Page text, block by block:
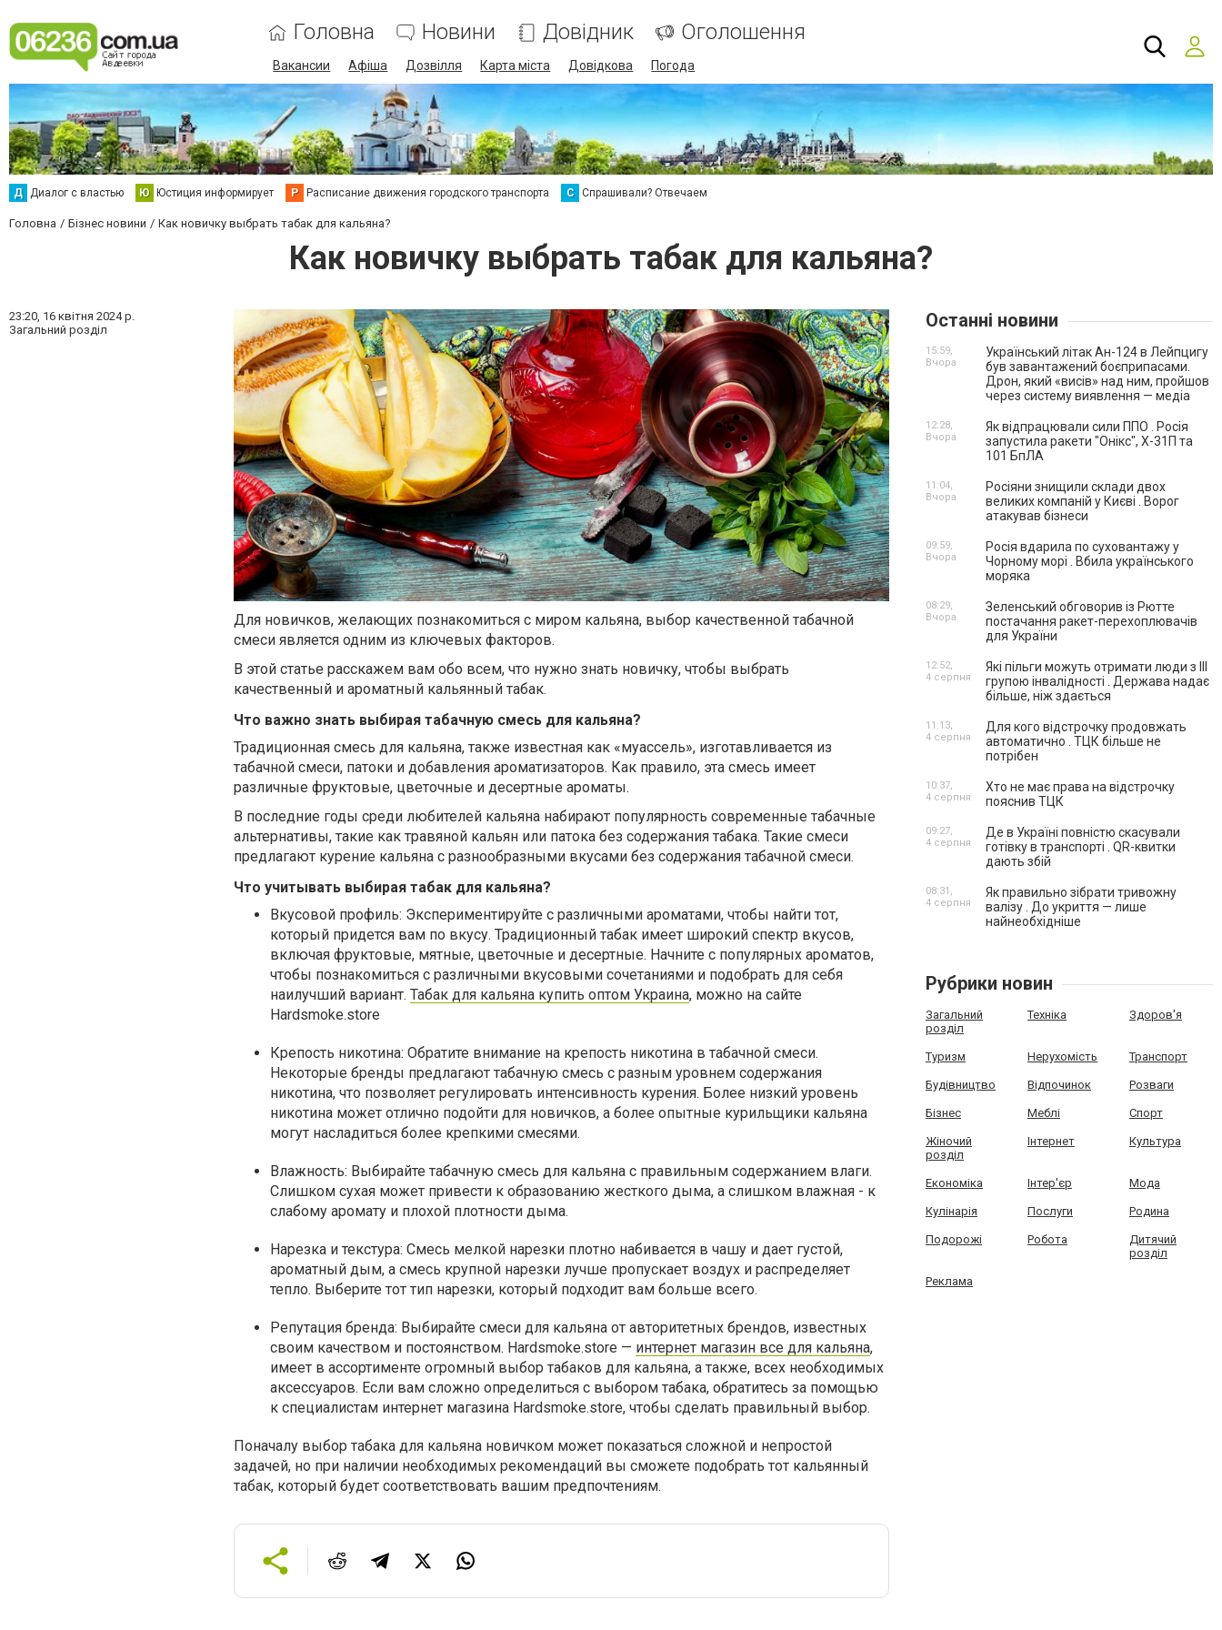
Головна Новини Довідник Оголошення
Вакансии Афіша Дозвілля Карта міста Довідкова Погода
Д Диалог с властью Ю Юстиция информирует Р Расписание движения городского транспорта С Спрашивали? Отвечаем
Головна Бізнес новини Как новичку выбрать табак для кальяна?
Как новичку выбрать табак для кальяна?
23:20, 16 квітня 2024 р.
Загальний розділ
Для новичков, желающих познакомиться с миром кальяна, выбор качественной табачной
смеси является одним из ключевых факторов.
В этой статье расскажем вам обо всем, что нужно знать новичку, чтобы выбрать
качественный и ароматный кальянный табак.
Что важно знать выбирая табачную смесь для кальяна?
Традиционная смесь для кальяна, также известная как «муассель», изготавливается из
табачной смеси, патоки и добавления ароматизаторов. Как правило, эта смесь имеет
различные фруктовые, цветочные и десертные ароматы.
В последние годы среди любителей кальяна набирают популярность современные табачные
альтернативы, такие как травяной кальян или патока без содержания табака. Такие смеси
предлагают курение кальяна с разнообразными вкусами без содержания табачной смеси.
Что учитывать выбирая табак для кальяна?
Вкусовой профиль: Экспериментируйте с различными ароматами, чтобы найти тот,
который придется вам по вкусу. Традиционный табак имеет широкий спектр вкусов,
включая фруктовые, мятные, цветочные и десертные. Начните с популярных ароматов,
чтобы познакомиться с различными вкусовыми сочетаниями и подобрать для себя
наилучший вариант. Табак для кальяна купить оптом Украина, можно на сайте
Hardsmoke.store
Крепость никотина: Обратите внимание на крепость никотина в табачной смеси.
Некоторые бренды предлагают табачную смесь с разным уровнем содержания
никотина, что позволяет регулировать интенсивность курения. Более низкий уровень
никотина может отлично подойти для новичков, а более опытные курильщики кальяна
могут насладиться более крепкими смесями.
Влажность: Выбирайте табачную смесь для кальяна с правильным содержанием влаги.
Слишком сухая может привести к образованию жесткого дыма, а слишком влажная - к
слабому аромату и плохой плотности дыма.
Нарезка и текстура: Смесь мелкой нарезки плотно набивается в чашу и дает густой,
ароматный дым, а смесь крупной нарезки лучше пропускает воздух и распределяет
тепло. Выберите тот тип нарезки, который подходит вам больше всего.
Репутация бренда: Выбирайте смеси для кальяна от авторитетных брендов, известных
своим качеством и постоянством. Hardsmoke.store — интернет магазин все для кальяна,
имеет в ассортименте огромный выбор табаков для кальяна, а также, всех необходимых
аксессуаров. Если вам сложно определиться с выбором табака, обратитесь за помощью
к специалистам интернет магазина Hardsmoke.store, чтобы сделать правильный выбор.
Поначалу выбор табака для кальяна новичком может показаться сложной и непростой
задачей, но при наличии необходимых рекомендаций вы сможете подобрать тот кальянный
табак, который будет соответствовать вашим предпочтениям.
Останні новини
Український літак Ан-124 в Лейпцигу
був завантажений боєприпасами.
Дрон, який «висів» над ним, пройшов
через систему виявлення — медіа
15:59,
Вчора
Як відпрацювали сили ППО . Росія
запустила ракети "Онікс", Х-31П та
101 БпЛА
12:28,
Вчора
Росіяни знищили склади двох
великих компаній у Києві . Ворог
атакував бізнеси
11:04,
Вчора
Росія вдарила по суховантажу у
Чорному морі . Вбила українського
моряка
09:59,
Вчора
Зеленський обговорив із Рютте
постачання ракет-перехоплювачів
для України
08:29,
Вчора
Які пільги можуть отримати люди з III
групою інвалідності . Держава надає
більше, ніж здається
12:52,
4 серпня
Для кого відстрочку продовжать
автоматично . ТЦК більше не
потрібен
11:13,
4 серпня
Хто не має права на відстрочку
пояснив ТЦК
10:37,
4 серпня
Де в Україні повністю скасували
готівку в транспорті . QR-квитки
дають збій
09:27,
4 серпня
Як правильно зібрати тривожну
валізу . До укриття — лише
найнеобхідніше
08:31,
4 серпня
Рубрики новин
Загальний
розділ
Техніка Здоров'я
Туризм Нерухомість Транспорт
Будівництво Відпочинок Розваги
Бізнес Меблі Спорт
Жіночий
розділ
Інтернет Культура
Економіка Інтер'єр Мода
Кулінарія Послуги Родина
Подорожі Робота
Дитячий
розділ
Реклама